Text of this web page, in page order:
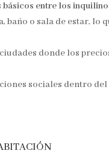
entre los
baño o sala de estar, lo
donde los
sociales dentro